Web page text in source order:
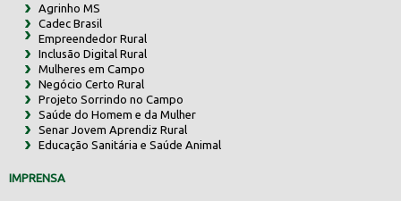
Agrinho MS
Cadec Brasil
Empreendedor Rural
Inclusão Digital Rural
Mulheres em Campo
Negócio Certo Rural
Projeto Sorrindo no Campo
Saúde do Homem e da Mulher
Senar Jovem Aprendiz Rural
Educação Sanitária e Saúde Animal
IMPRENSA